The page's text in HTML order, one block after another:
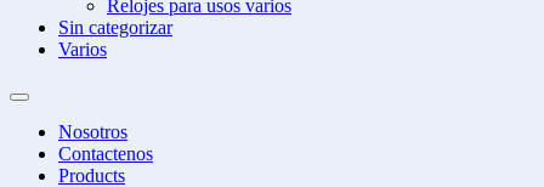
Relojes para usos varios
Sin categorizar
Varios
Nosotros
Contactenos
Products